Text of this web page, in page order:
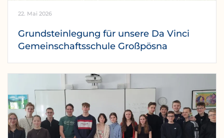
22. Mai 2026
Grundsteinlegung für unsere Da Vinci
Gemeinschaftsschule Großpösna